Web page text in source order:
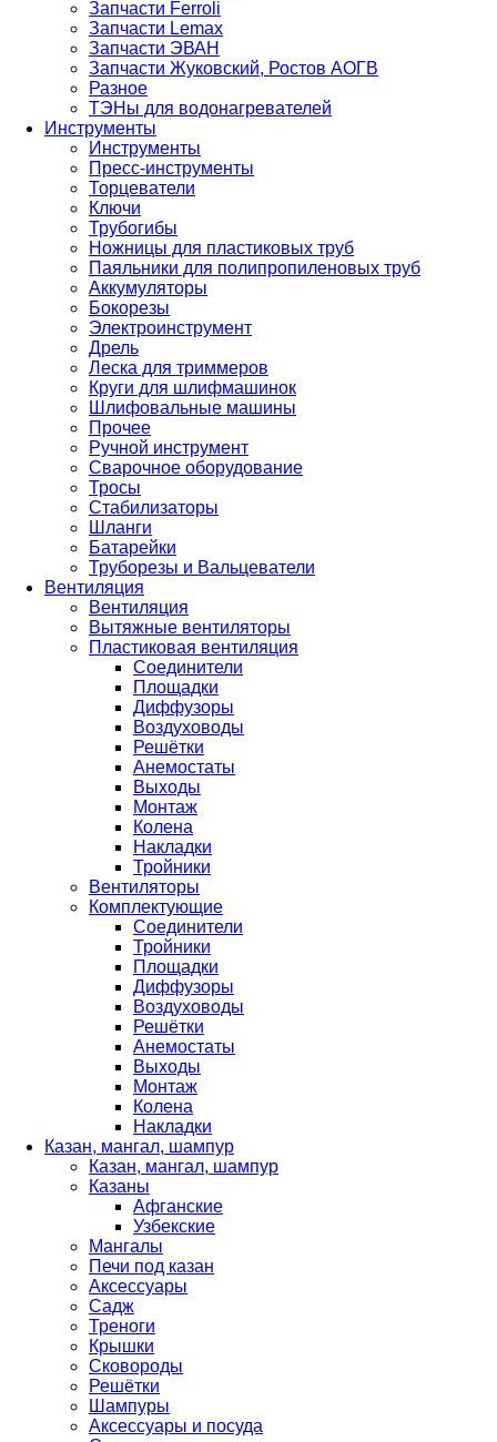
Запчасти Ferroli
Запчасти Lemax
Запчасти ЭВАН
Запчасти Жуковский, Ростов АОГВ
Разное
ТЭНы для водонагревателей
Инструменты
Инструменты
Пресс-инструменты
Торцеватели
Ключи
Трубогибы
Ножницы для пластиковых труб
Паяльники для полипропиленовых труб
Аккумуляторы
Бокорезы
Электроинструмент
Дрель
Леска для триммеров
Круги для шлифмашинок
Шлифовальные машины
Прочее
Ручной инструмент
Сварочное оборудование
Тросы
Стабилизаторы
Шланги
Батарейки
Труборезы и Вальцеватели
Вентиляция
Вентиляция
Вытяжные вентиляторы
Пластиковая вентиляция
Соединители
Площадки
Диффузоры
Воздуховоды
Решётки
Анемостаты
Выходы
Монтаж
Колена
Накладки
Тройники
Вентиляторы
Комплектующие
Соединители
Тройники
Площадки
Диффузоры
Воздуховоды
Решётки
Анемостаты
Выходы
Монтаж
Колена
Накладки
Казан, мангал, шампур
Казан, мангал, шампур
Казаны
Афганские
Узбекские
Мангалы
Печи под казан
Аксессуары
Садж
Треноги
Крышки
Сковороды
Решётки
Шампуры
Аксессуары и посуда